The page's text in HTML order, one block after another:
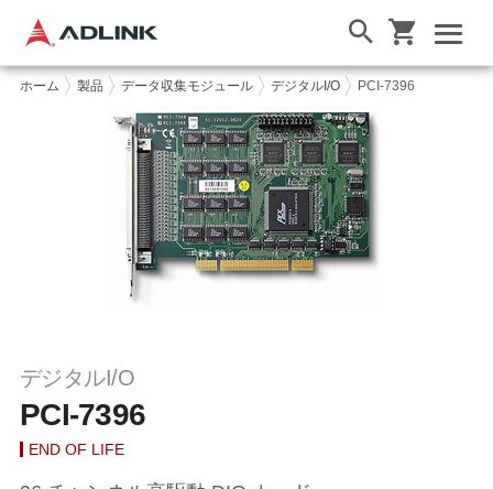
ホーム 製品 データ収集モジュール デジタルI/O PCI-7396
デジタルI/O
PCI-7396
END OF LIFE